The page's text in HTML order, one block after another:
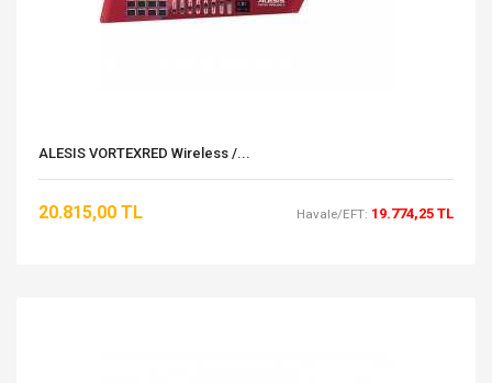
ALESIS VORTEXRED Wireless /...
20.815,00 TL Havale/EFT: 19.774,25 TL